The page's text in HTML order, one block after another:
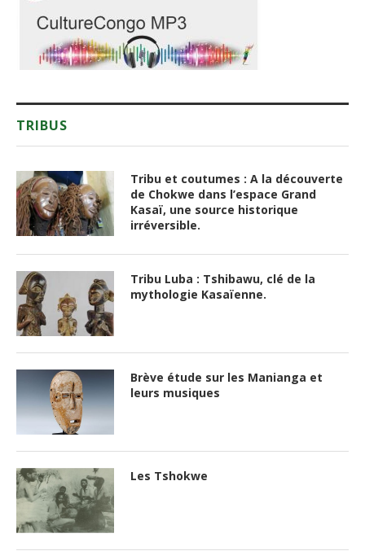
TRIBUS
Tribu et coutumes : A la découverte
de Chokwe dans l’espace Grand
Kasaï, une source historique
irréversible.
Tribu Luba : Tshibawu, clé de la
mythologie Kasaïenne.
Brève étude sur les Manianga et
leurs musiques
Les Tshokwe